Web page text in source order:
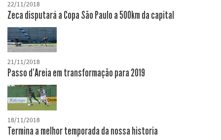
22/11/2018
Zeca disputará a Copa São Paulo a 500km da capital
21/11/2018
Passo d'Areia em transformação para 2019
18/11/2018
Termina a melhor temporada da nossa historia